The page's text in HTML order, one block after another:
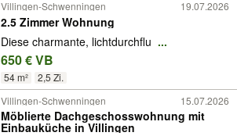
Villingen-Schwenningen 19.07.2026
2.5 Zimmer Wohnung
Diese charmante, lichtdurchflu ...
650 € VB
54 m² 2,5 Zi.
Villingen-Schwenningen 15.07.2026
Möblierte Dachgeschosswohnung mit
Einbauküche in Villingen